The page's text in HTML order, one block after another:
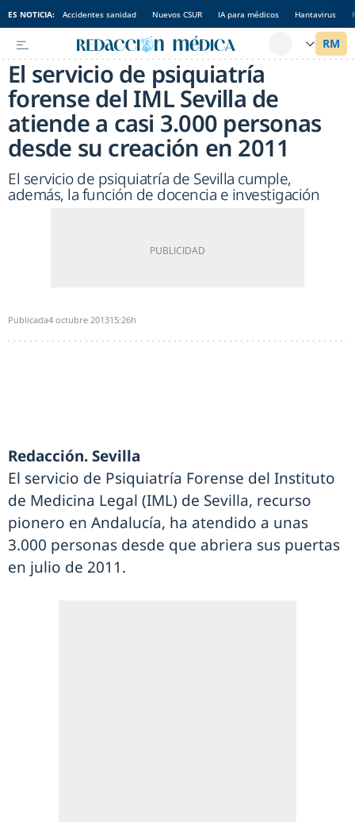
ES NOTICIA: Accidentes sanidad Nuevos CSUR IA para médicos Hantavirus
El servicio de psiquiatría
forense del IML Sevilla de
atiende a casi 3.000 personas
desde su creación en 2011
El servicio de psiquiatría de Sevilla cumple,
además, la función de docencia e investigación
Publicada4 octubre 201315:26h
Redacción. Sevilla
El servicio de Psiquiatría Forense del Instituto
de Medicina Legal (IML) de Sevilla, recurso
pionero en Andalucía, ha atendido a unas
3.000 personas desde que abriera sus puertas
en julio de 2011.